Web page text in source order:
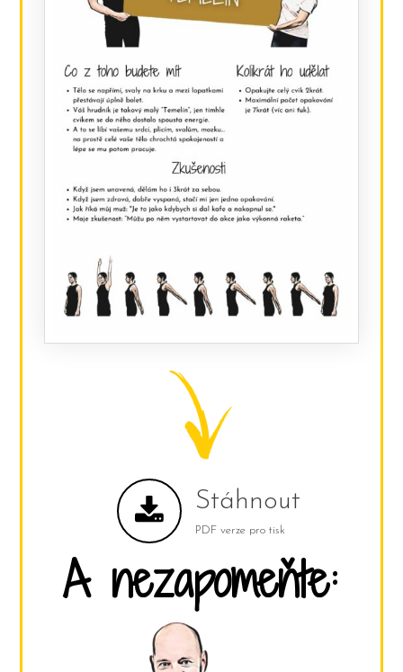
Stáhnout
PDF verze pro tisk
A nezapomeňte: